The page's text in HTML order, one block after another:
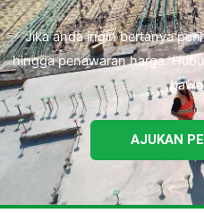
Jika anda ingin bertanya
hingga penawaran harga.
AJUKAN